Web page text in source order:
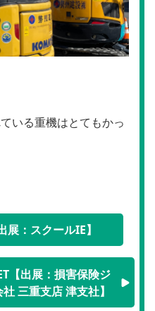
いる重機はとてもかっ
：スクールIE】
【出展：損害保険ジ
三重支店 津支社】